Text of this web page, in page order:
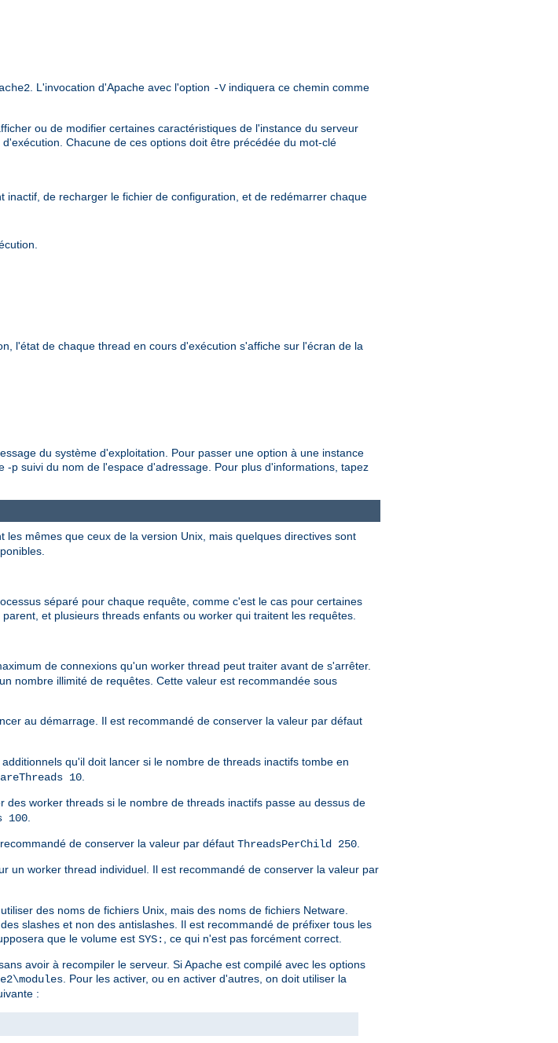
. L'invocation d'Apache avec l'option -Vindiquera ce chemin comme
ou de modifier certaines caractéristiques de l'instance du serveur
Chacune de ces options doit être précédée du mot-clé
de recharger le fichier de configuration, et de redémarrer chaque
l'état de chaque thread en cours d'exécution s'affiche sur l'écran de la
du système d'exploitation. Pour passer une option à une instance
p suivi du nom de l'espace d'adressage. Pour plus d'informations, tapez
les mêmes que ceux de la version Unix, mais quelques directives sont
séparé pour chaque requête, comme c'est le cas pour certaines
et plusieurs threads enfants ou worker qui traitent les requêtes.
de connexions qu'un worker thread peut traiter avant de s'arrêter.
nombre illimité de requêtes. Cette valeur est recommandée sous
au démarrage. Il est recommandé de conserver la valeur par défaut
qu'il doit lancer si le nombre de threads inactifs tombe en
10.
worker threads si le nombre de threads inactifs passe au dessus de
100.
de conserver la valeur par défaut ThreadsPerChild 250.
un worker thread individuel. Il est recommandé de conserver la valeur par
des noms de fichiers Unix, mais des noms de fichiers Netware.
slashes et non des antislashes. Il est recommandé de préfixer tous les
que le volume est SYS: , ce qui n'est pas forcément correct.
avoir à recompiler le serveur. Si Apache est compilé avec les options
. Pour les activer, ou en activer d'autres, on doit utiliser la
: